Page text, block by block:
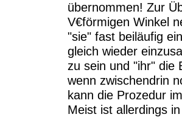
übernommen! Zur
V€förmigen Winkel
"sie" fast beiläufig
gleich wieder
zu sein und "ihr" die
wenn zwischendrin
kann die Prozedur
Meist ist allerdings